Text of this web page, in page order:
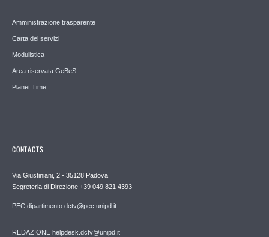
Amministrazione trasparente
Carta dei servizi
Modulistica
Area riservata GeBeS
Planet Time
CONTACTS
Via Giustiniani, 2 - 35128 Padova
Segreteria di Direzione +39 049 821 4393
PEC dipartimento.dctv@pec.unipd.it
REDAZIONE helpdesk.dctv@unipd.it